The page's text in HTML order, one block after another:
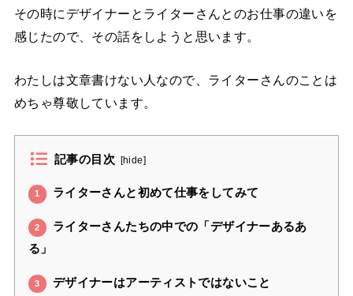
その時にデザイナーとライターさんとのお仕事の違いを
感じたので、その話をしようと思います。
わたしは文章書けない人なので、ライターさんのことは
めちゃ尊敬しています。
記事の目次 [hide]
1 ライターさんと初めて仕事をしてみて
2
ライターさんたちの中での「デザイナーあるあ
る」
3 デザイナーはアーティストではないこと